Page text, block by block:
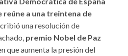
reúne a una treintena de
una resolución de
premio Nobel de Paz
que aumenta la presión del